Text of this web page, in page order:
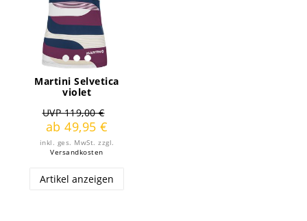
Martini Selvetica
violet
UVP 119,00 €
ab 49,95 €
inkl. ges. MwSt. zzgl.
Versandkosten
Artikel anzeigen